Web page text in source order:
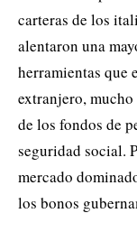
carteras de los
alentaron una
herramientas que
extranjero,
de los fondos de
seguridad social.
mercado
los bonos